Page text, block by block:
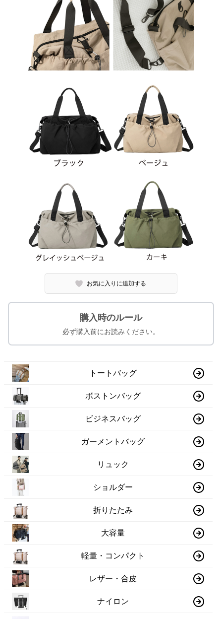
お気に入りに追加する
購入時のルール
必ず購入前にお読みください。
トートバッグ
ボストンバッグ
ビジネスバッグ
ガーメントバッグ
リュック
ショルダー
折りたたみ
大容量
軽量・コンパクト
レザー・合皮
ナイロン